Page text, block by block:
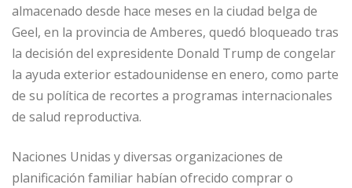
almacenado desde hace meses en la ciudad belga de
Geel, en la provincia de Amberes, quedó bloqueado tras
la decisión del expresidente Donald Trump de congelar
la ayuda exterior estadounidense en enero, como parte
de su política de recortes a programas internacionales
de salud reproductiva.
Naciones Unidas y diversas organizaciones de
planificación familiar habían ofrecido comprar o